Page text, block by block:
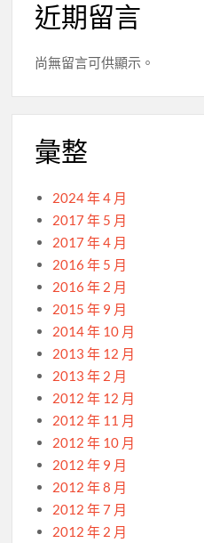
近期留言
尚無留言可供顯示。
彙整
2024 年 4 月
2017 年 5 月
2017 年 4 月
2016 年 5 月
2016 年 2 月
2015 年 9 月
2014 年 10 月
2013 年 12 月
2013 年 2 月
2012 年 12 月
2012 年 11 月
2012 年 10 月
2012 年 9 月
2012 年 8 月
2012 年 7 月
2012 年 2 月